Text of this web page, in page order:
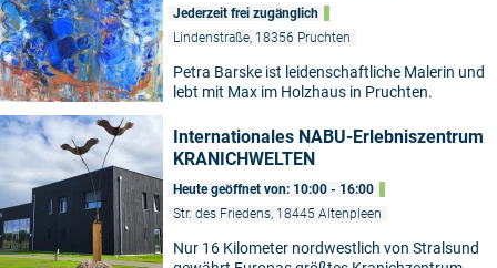
Jederzeit frei zugänglich
Lindenstraße, 18356 Pruchten
Petra Barske ist leidenschaftliche Malerin und
lebt mit Max im Holzhaus in Pruchten.
Internationales NABU-Erlebniszentrum
KRANICHWELTEN
Heute geöffnet von: 10:00 - 16:00
Str. des Friedens, 18445 Altenpleen
Nur 16 Kilometer nordwestlich von Stralsund